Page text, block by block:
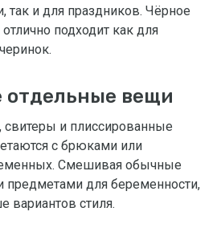
так и для праздников. Чёрное
подходит как для
отдельные вещи
и плиссированные
с брюками или
Смешивая обычные
предметами для беременности,
вариантов стиля.